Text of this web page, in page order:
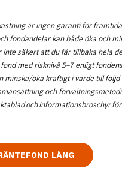
är ingen garanti för framtida
fondandelar kan både öka och
inte säkert att du får tillbaka hela
med risknivå 5–7 enligt fondens
minska/öka kraftigt i värde till följd
och
och informationsbroschyr
LÅNG